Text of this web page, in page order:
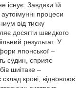
існує. Завдяки їй
аутоімунні процеси
від тиску
досягти швидкого
результат. У
японської –
судин, сприяє
шиітаке –
крові, відновлює